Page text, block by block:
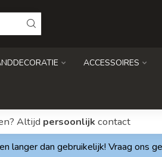
ACCESSOIRES
Altijd persoonlijk contact
dan gebruikelijk! Vraag ons